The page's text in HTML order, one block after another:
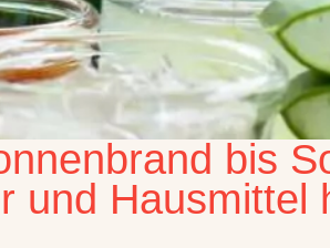
bis
und Hausmittel